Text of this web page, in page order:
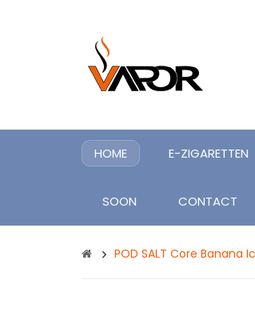
HOME E-ZIGARETTEN
SOON CONTACT
POD SALT Core Banana